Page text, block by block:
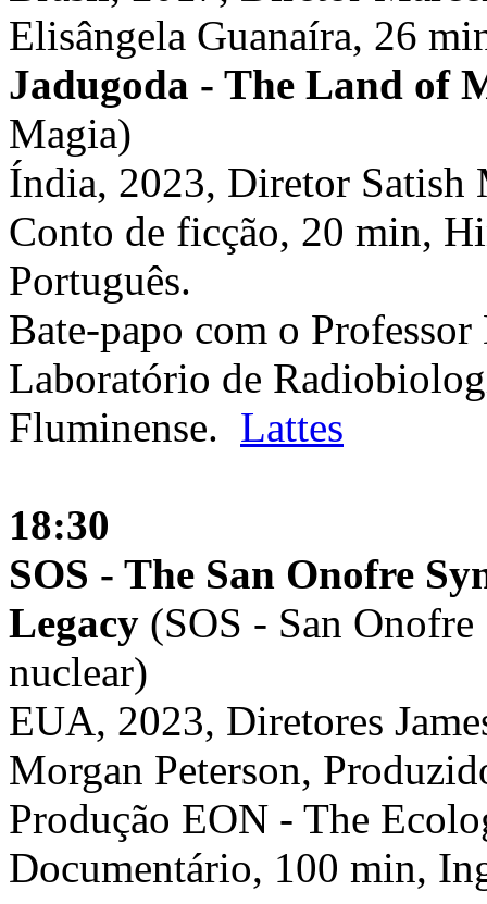
Elisângela Guanaíra, 26
Jadugoda - The Land of
Magia)
Índia, 2023, Diretor Satish
Conto de ficção, 20 min,
Português.
Bate-papo com o
Laboratório de
Fluminense. Lattes
18:30
SOS - The San Onofre
Legacy (SOS - San
nuclear)
EUA, 2023, Diretores
Morgan Peterson,
Produção EON - The
Documentário, 100 min,